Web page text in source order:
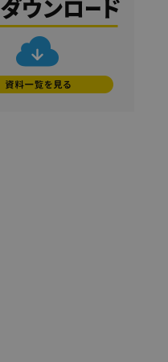
予約システム
ソリューション